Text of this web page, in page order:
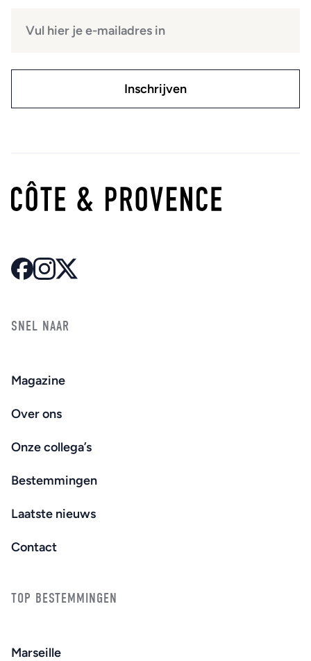
SNEL NAAR
Magazine
Over ons
Onze collega’s
Bestemmingen
Laatste nieuws
Contact
TOP BESTEMMINGEN
Marseille